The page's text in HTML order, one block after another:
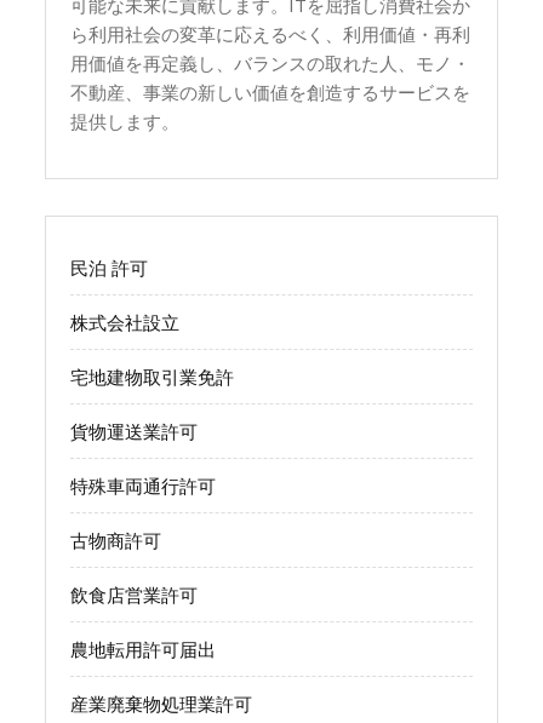
可能な未来に貢献します。ITを屈指し消費社会か
ら利用社会の変革に応えるべく、利用価値・再利
用価値を再定義し、バランスの取れた人、モノ・
不動産、事業の新しい価値を創造するサービスを
提供します。
民泊 許可
株式会社設立
宅地建物取引業免許
貨物運送業許可
特殊車両通行許可
古物商許可
飲食店営業許可
農地転用許可届出
産業廃棄物処理業許可